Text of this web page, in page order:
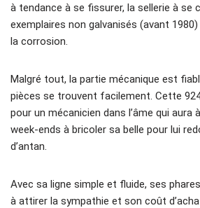
à tendance à se fissurer, la sellerie à se
exemplaires non galvanisés (avant
la corrosion.
Malgré tout, la partie mécanique est
pièces se trouvent facilement. Cette
pour un mécanicien dans l’âme qui
week-ends à bricoler sa belle pour lui
d’antan.
Avec sa ligne simple et fluide, ses
à attirer la sympathie et son coût